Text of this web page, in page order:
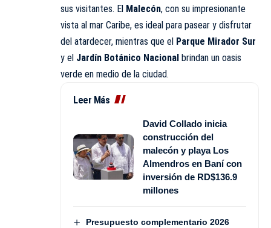
sus visitantes. El Malecón, con su impresionante
vista al mar Caribe, es ideal para pasear y disfrutar
del atardecer, mientras que el Parque Mirador Sur
y el Jardín Botánico Nacional brindan un oasis
verde en medio de la ciudad.
Leer Más
David Collado inicia
construcción del
malecón y playa Los
Almendros en Baní con
inversión de RD$136.9
millones
Presupuesto complementario 2026